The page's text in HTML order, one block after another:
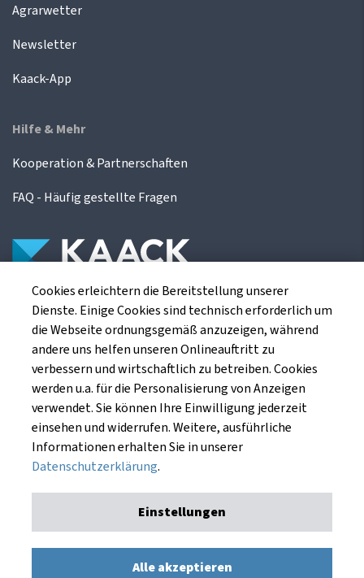
Agrarwetter
Newsletter
Kaack-App
Hilfe & Mehr
Kooperation & Partnerschaften
FAQ - Häufig gestellte Fragen
Die Kaack Terminhandel GmbH ist ein
Finanzdienstleistungsinstitut für die europäischen
Agrarterminbörsen.
Kaack Terminhandel GmbH
Am Markt 8
49661 Cloppenburg
Datenschutzerklärung
Cookies erleichtern die Bereitstellung unserer
Dienste. Einige Cookies sind technisch erforderlich um
die Webseite ordnungsgemäß anzuzeigen, während
andere uns helfen unseren Onlineauftritt zu
verbessern und wirtschaftlich zu betreiben. Cookies
werden u.a. für die Personalisierung von Anzeigen
verwendet. Sie können Ihre Einwilligung jederzeit
einsehen und widerrufen. Weitere, ausführliche
Informationen erhalten Sie in unserer
Datenschutzerklärung.
Einstellungen
Alle akzeptieren